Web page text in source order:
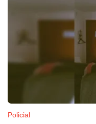
Policial